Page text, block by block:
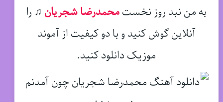
به من نبد روز نخستمحمدرضا شجریان ♫ را
آنلاین گوش کنید و با دو کیفیت از آموند
موزیک دانلود کنید.